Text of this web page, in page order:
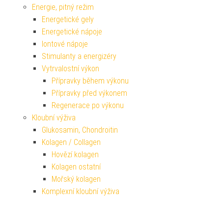
Energie, pitný režim
Energetické gely
Energetické nápoje
Iontové nápoje
Stimulanty a energizéry
Vytrvalostní výkon
Přípravky během výkonu
Přípravky před výkonem
Regenerace po výkonu
Kloubní výživa
Glukosamin, Chondroitin
Kolagen / Collagen
Hovězí kolagen
Kolagen ostatní
Mořský kolagen
Komplexní kloubní výživa